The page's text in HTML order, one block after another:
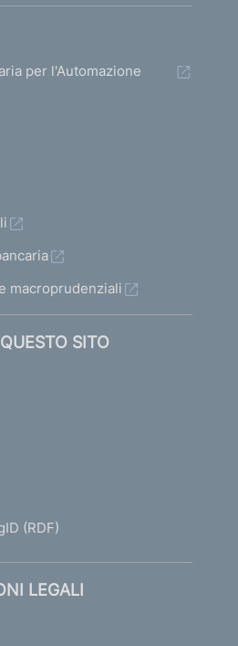
per l'Automazione
macroprudenziali
SITO
(RDF)
LEGALI